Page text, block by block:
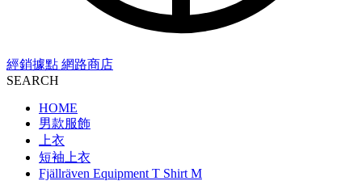
經銷據點 網路商店
SEARCH
HOME
男款服飾
上衣
短袖上衣
Fjällräven Equipment T Shirt M